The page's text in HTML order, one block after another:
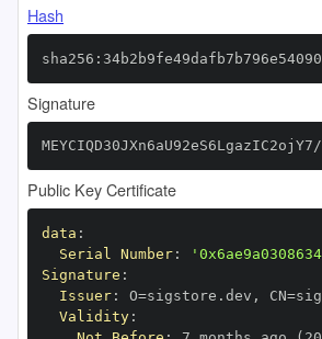
Hash
Signature
Public Key Certificate
data :
Serial Number:
Signature :
Issuer: O=sigstore.dev ,
Validity: